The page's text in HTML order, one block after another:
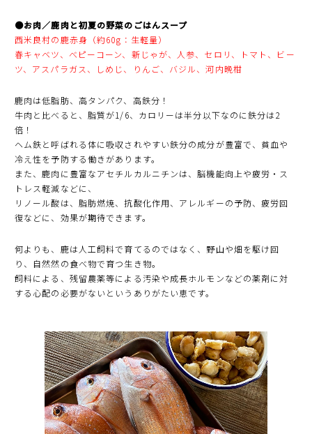
●お肉／鹿肉と初夏の野菜のごはんスープ
西米良村の鹿赤身（約60g：生軽量）
春キャベツ、べピーコーン、新じゃが、人参、セロリ、トマト、ビー
ツ、アスパラガス、しめじ、りんご、バジル、河内晩柑
鹿肉は低脂肪、高タンパク、高鉄分！
牛肉と比べると、脂質が1/6、カロリーは半分以下なのに鉄分は2
倍！
ヘム鉄と呼ばれる体に吸収されやすい鉄分の成分が豊富で、貧血や
冷え性を予防する働きがあります。
また、鹿肉に豊富なアセチルカルニチンは、脳機能向上や疲労・ス
トレス軽減などに、
リノール酸は、脂肪燃焼、抗酸化作用、アレルギーの予防、疲労回
復などに、効果が期待できます。
何よりも、鹿は人工飼料で育てるのではなく、野山や畑を駆け回
り、自然然の食べ物で育つ生き物。
飼料による、残留農薬等による汚染や成長ホルモンなどの薬剤に対
する心配の必要がないというありがたい恵です。